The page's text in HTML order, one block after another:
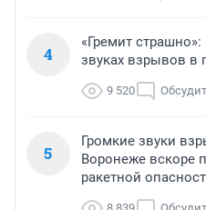
4
«Гремит
звуках взрывов в
9 520
5
Громкие звуки
Воронеже вскоре
ракетной